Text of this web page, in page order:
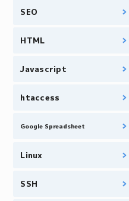
SEO
HTML
Javascript
htaccess
Google Spreadsheet
Linux
SSH